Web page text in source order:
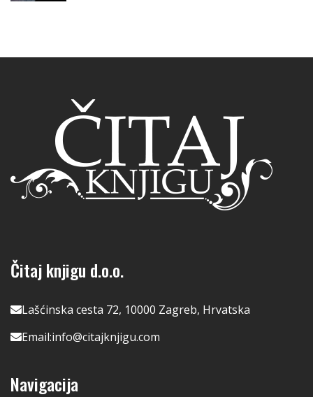
Čitaj knjigu d.o.o.
Lašćinska cesta 72, 10000 Zagreb, Hrvatska
Email:info@citajknjigu.com
Navigacija